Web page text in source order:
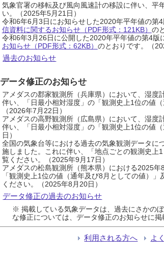
気象官署の移転及び風向風速計の移設に伴い、平
い。（2025年5月21日）
令和6年6月3日にお知らせした2020年平年値の第
信資料に関するお知らせ（PDF形式：121KB） の
令和6年3月26日に公開した2020年平年値の第4
お知らせ（PDF形式：62KB） のとおりです。（
過去のお知らせ
データ修正のお知らせ
アメダスの郡家観測所（兵庫県）において、湿
伴い、「日最小相対湿度」の「観測史上1位の値
（2026年7月22日）
アメダスの高野観測所（広島県）において、湿
伴い、「日最小相対湿度」の「観測史上1位の値
日）
全国の気象台等における過去の気象観測データ
施しました。これに伴い、「地点ごとの観測史上
覧ください。（2025年9月17日）
アメダスの松島観測所（熊本県）における2025
「観測史上1位の値（通年及び8月としての値）
ください。（2025年8月20日）
データ修正の過去のお知らせ
※ 掲載している気象データは、過去にさかの
な修正については、データ修正のお知らせに掲
利用される方へ よ